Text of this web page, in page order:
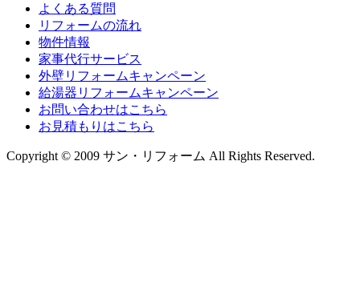
よくある質問
リフォームの流れ
物件情報
家事代行サービス
外壁リフォームキャンペーン
給湯器リフォームキャンペーン
お問い合わせはこちら
お見積もりはこちら
Copyright © 2009 サン・リフォーム All Rights Reserved.